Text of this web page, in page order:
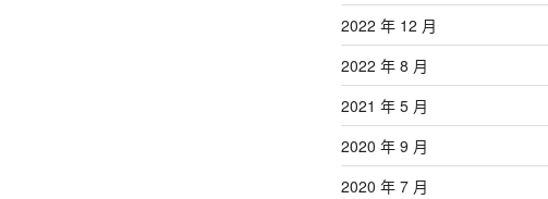
2022 年 12 月
2022 年 8 月
2021 年 5 月
2020 年 9 月
2020 年 7 月